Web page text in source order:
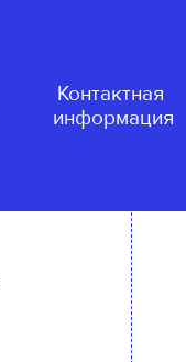
Контактная
информация